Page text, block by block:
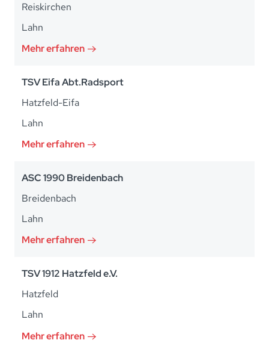
Reiskirchen
Lahn
Mehr erfahren
TSV Eifa Abt.Radsport
Hatzfeld-Eifa
Lahn
Mehr erfahren
ASC 1990 Breidenbach
Breidenbach
Lahn
Mehr erfahren
TSV 1912 Hatzfeld e.V.
Hatzfeld
Lahn
Mehr erfahren